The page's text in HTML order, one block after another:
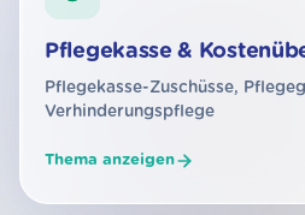
Pflegekasse &
Pflegekasse-Zuschüsse,
Verhinderungspflege
Thema anzeigen